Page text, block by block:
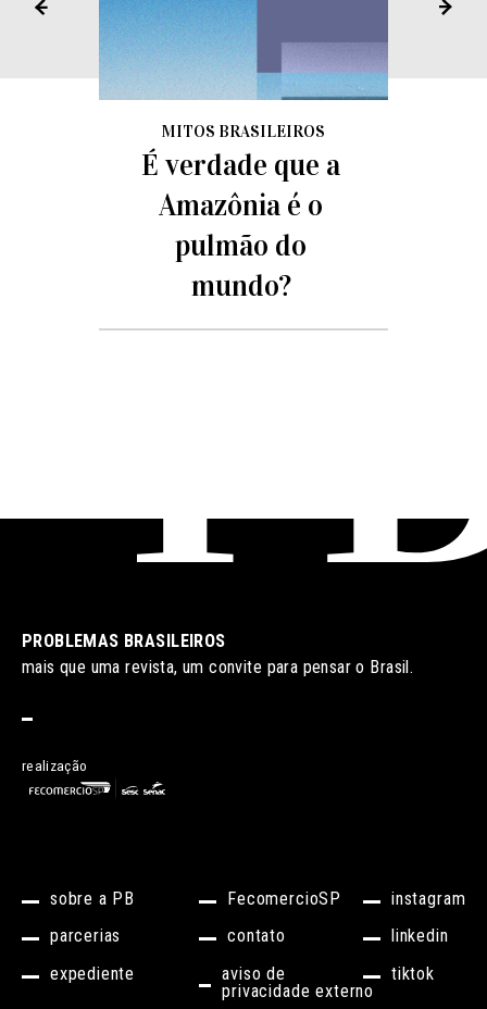
MITOS BRASILEIROS
É verdade que a
Amazônia é o
pulmão do
mundo?
sobre a PB
parcerias
expediente
FecomercioSP
contato
aviso de
privacidade externo
instagram
linkedin
tiktok
PROBLEMAS BRASILEIROS
mais que uma revista, um convite para pensar o Brasil.
realização